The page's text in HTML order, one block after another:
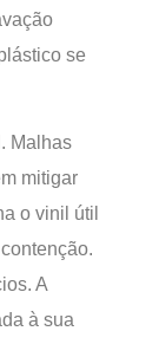
se
Malhas
mitigar
o vinil útil
A
à sua